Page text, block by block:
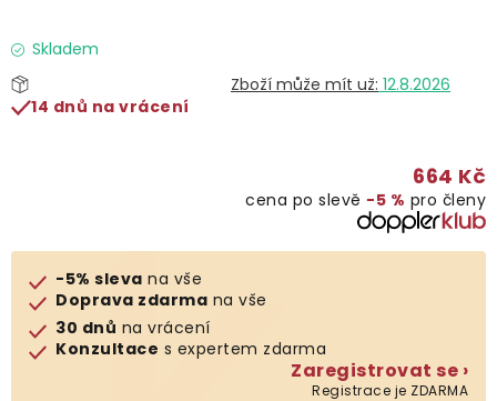
Deštníky
Gastro produkty
Klub výhod
Skladem
12.8.2026
14 dnů na vrácení
664 Kč
cena po slevě −5 % pro členy
-5% sleva na vše
Doprava zdarma na vše
30 dnů na vrácení
Konzultace s expertem zdarma
Zaregistrovat se ›
Registrace je ZDARMA